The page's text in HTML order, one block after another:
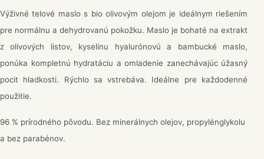
Výživné telové maslo s bio olivovým olejom je ideálnym riešením
pre normálnu a dehydrovanú pokožku. Maslo je bohaté na extrakt
z olivových listov, kyselinu hyalurónovú a bambucké maslo,
ponúka kompletnú hydratáciu a omladenie zanechávajúc úžasný
pocit hladkosti. Rýchlo sa vstrebáva. Ideálne pre každodenné
použitie.
96 % prírodného pôvodu. Bez minerálnych olejov, propylénglykolu
a bez parabénov.